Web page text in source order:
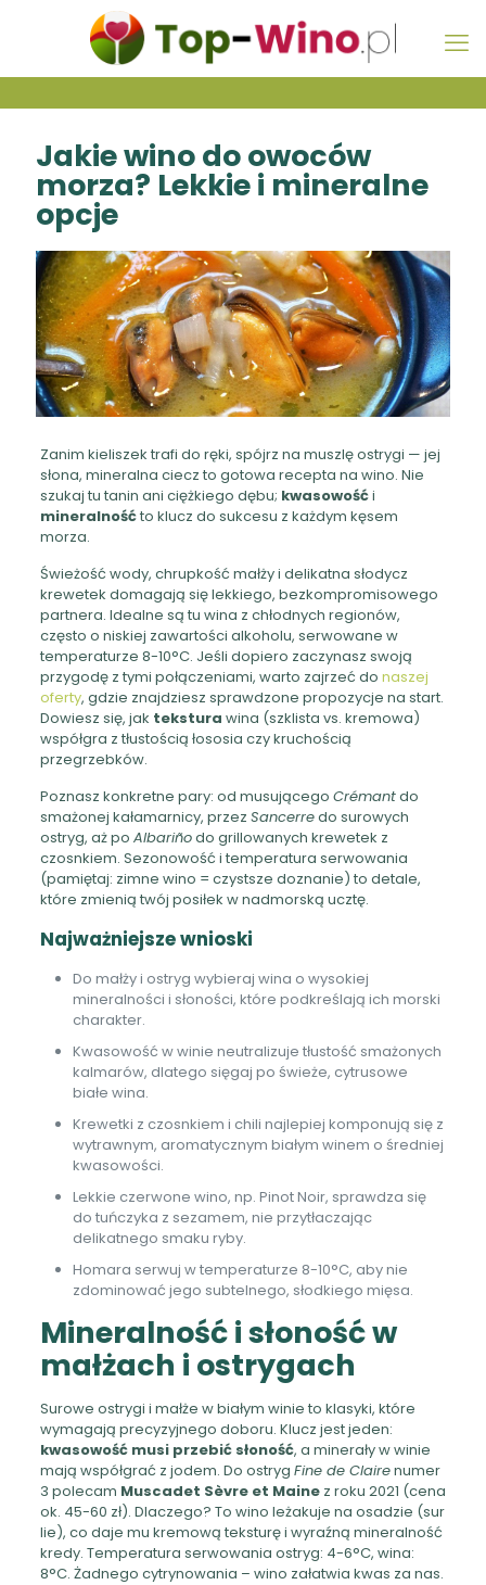
Jakie wino do owoców
morza? Lekkie i mineralne
opcje
Zanim kieliszek trafi do ręki, spójrz na muszlę ostrygi — jej
słona, mineralna ciecz to gotowa recepta na wino. Nie
szukaj tu tanin ani ciężkiego dębu; kwasowośći
mineralnośćto klucz do sukcesu z każdym kęsem
morza.
Świeżość wody, chrupkość małży i delikatna słodycz
krewetek domagają się lekkiego, bezkompromisowego
partnera. Idealne są tu wina z chłodnych regionów,
często o niskiej zawartości alkoholu, serwowane w
temperaturze 8-10°C. Jeśli dopiero zaczynasz swoją
przygodę z tymi połączeniami, warto zajrzeć do naszej
oferty, gdzie znajdziesz sprawdzone propozycje na start.
Dowiesz się, jak tekstura wina (szklista vs. kremowa)
współgra z tłustością łososia czy kruchością
przegrzebków.
Poznasz konkretne pary: od musującego Crémantdo
smażonej kałamarnicy, przez Sancerredo surowych
ostryg, aż po Albariñodo grillowanych krewetek z
czosnkiem. Sezonowość i temperatura serwowania
(pamiętaj: zimne wino = czystsze doznanie) to detale,
które zmienią twój posiłek w nadmorską ucztę.
Najważniejsze wnioski
Do małży i ostryg wybieraj wina o wysokiej
mineralności i słoności, które podkreślają ich morski
charakter.
Kwasowość w winie neutralizuje tłustość smażonych
kalmarów, dlatego sięgaj po świeże, cytrusowe
białe wina.
Krewetki z czosnkiem i chili najlepiej komponują się z
wytrawnym, aromatycznym białym winem o średniej
kwasowości.
Lekkie czerwone wino, np. Pinot Noir, sprawdza się
do tuńczyka z sezamem, nie przytłaczając
delikatnego smaku ryby.
Homara serwuj w temperaturze 8-10°C, aby nie
zdominować jego subtelnego, słodkiego mięsa.
Mineralność i słoność w
małżach i ostrygach
Surowe ostrygi i małże w białym winie to klasyki, które
wymagają precyzyjnego doboru. Klucz jest jeden:
kwasowość musi przebić słoność, a minerały w winie
mają współgrać z jodem. Do ostryg Fine de Clairenumer
3 polecam Muscadet Sèvre et Mainez roku 2021 (cena
ok. 45-60 zł). Dlaczego? To wino leżakuje na osadzie (sur
lie), co daje mu kremową teksturę i wyraźną mineralność
kredy. Temperatura serwowania ostryg: 4-6°C, wina:
8°C. Żadnego cytrynowania – wino załatwia kwas za nas.